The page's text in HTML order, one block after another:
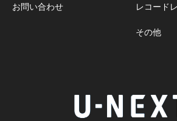
お問い合わせ レコード
その他